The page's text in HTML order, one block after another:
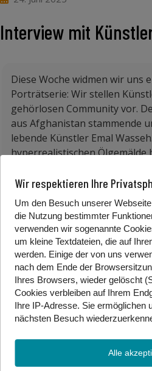
Interview mit
Diese Woche widmen wir uns
Porträtserie: Wir stellen
gehörlosen Community vor.
aus Afghanistan stammende
lebende Künstler Emal
hyperrealistischen Ölgemälde
Kunstrichtung, die sich durch
Detailgenauigkeit und eine
Darstellung der Wirklichkeit
eine „überschärfte Realität“
das hinausgeht, was das
kann.Dabei verzichtet der
subjektive Interpretationen
stattdessen auf eine
Betrachter sowohl fasziniert
Nachdenken anregt. Wir
Wir respektieren Ihre
Um den Besuch unserer
die Nutzung bestimmter
verwenden wir sogenannte
um kleine Textdateien, die auf
werden. Einige der von uns
nach dem Ende der
Ihres Browsers, wieder gelöscht
Cookies verbleiben auf Ihrem
Ihre IP-Adresse. Sie ermöglichen
nächsten Besuch
Alle